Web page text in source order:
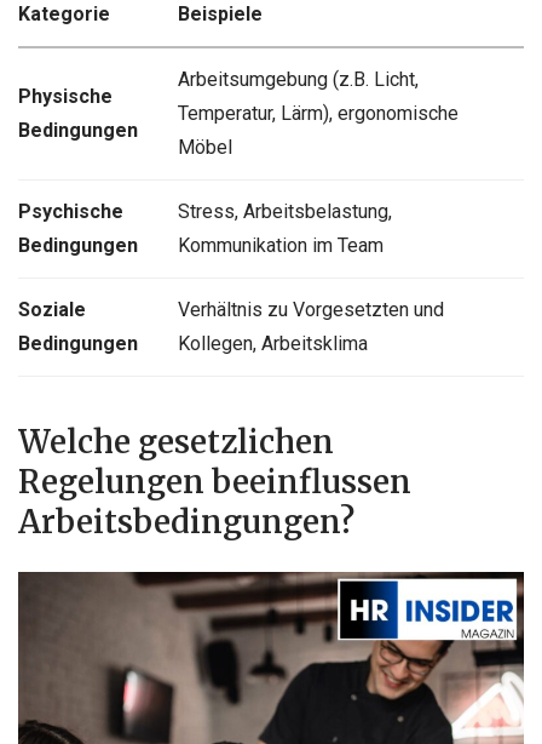
Kategorie Beispiele
Physische
Bedingungen
Arbeitsumgebung (z.B. Licht,
Temperatur, Lärm), ergonomische
Möbel
Psychische
Bedingungen
Stress, Arbeitsbelastung,
Kommunikation im Team
Soziale
Bedingungen
Verhältnis zu Vorgesetzten und
Kollegen, Arbeitsklima
Welche gesetzlichen
Regelungen beeinflussen
Arbeitsbedingungen?